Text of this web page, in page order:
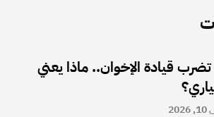
قيادة الإخوان.. ماذا يعني